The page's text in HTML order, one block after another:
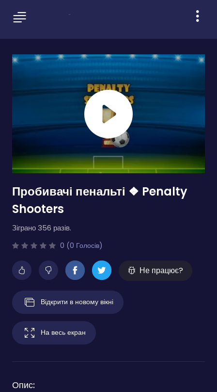
Пробивачі пенальті ❖ Penalty
Shooters
Зіграно 356 разів.
0 (0 Голосів)
Не працює?
Відкрити в новому вікні
На весь екран
Опис: